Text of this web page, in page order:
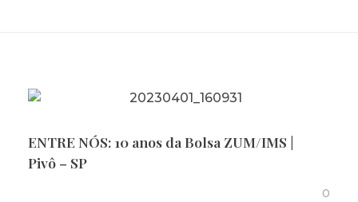
ENTRE NÓS: 10 anos da Bolsa ZUM/IMS |
Pivô – SP
0